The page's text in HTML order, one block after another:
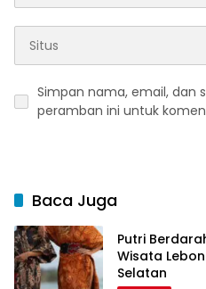
Simpan nama, email, dan
peramban ini untuk
Baca Juga
Putri
Wisata
Selatan